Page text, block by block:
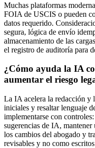
Muchas plataformas
FOIA de USCIS o pueden
datos requerido.
segura, lógica de envío
almacenamiento de las
el registro de auditoría para
¿Cómo ayuda la IA
aumentar el riesgo
La IA acelera la redacción y
iniciales y resaltar lenguaje
implementarse con
sugerencias de IA,
los cambios del abogado y
revisables y no como